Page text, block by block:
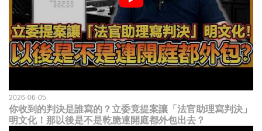
2026-06-05
你收到的判決是誰寫的？立委竟提案讓「法官助理寫判決」
明文化！那以後是不是乾脆連開庭都外包出去？